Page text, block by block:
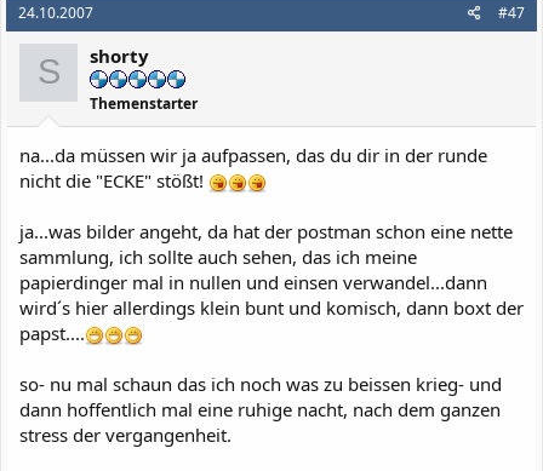
24.10.2007 #47
S shorty
Themenstarter
na...da müssen wir ja aufpassen, das du dir in der runde
nicht die "ECKE" stößt!
ja...was bilder angeht, da hat der postman schon eine nette
sammlung, ich sollte auch sehen, das ich meine
papierdinger mal in nullen und einsen verwandel...dann
wird´s hier allerdings klein bunt und komisch, dann boxt der
papst....
so- nu mal schaun das ich noch was zu beissen krieg- und
dann hoffentlich mal eine ruhige nacht, nach dem ganzen
stress der vergangenheit.